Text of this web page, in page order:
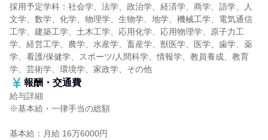
採用予定学科：社会学、法学、政治学、経済学、商学、語学、人
文学、数学、化学、物理学、生物学、地学、機械工学、電気通信
工学、建築工学、土木工学、応用化学、応用物理学、原子力工
学、経営工学、農学、水産学、畜産学、獣医学、医学、歯学、薬
学、看護/保健学、スポーツ/人間科学、情報学、教員養成、教育
学、芸術学、環境学、家政学、その他
報酬・交通費
給与詳細
※基本給・一律手当の総額
基本給：月給 16万6000円